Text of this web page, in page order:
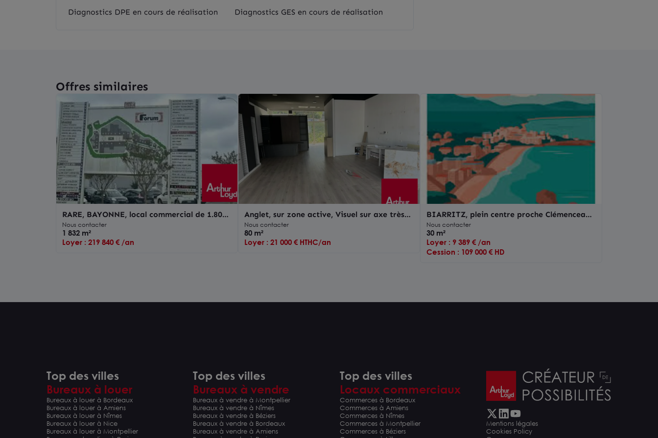
Diagnostics DPE en cours de réalisation Diagnostics GES en cours de réalisation
Offres similaires
RARE, BAYONNE, local commercial de 1.800
m2 à la location
Nous contacter
1 832 m²
Loyer : 219 840 € /an
Anglet, sur zone active, Visuel sur axe très
passant
Nous contacter
80 m²
Loyer : 21 000 € HTHC/an
BIARRITZ, plein centre proche Clémenceau,
local de 30 m²
Nous contacter
30 m²
Loyer : 9 389 € /an
Cession : 109 000 € HD
Top des villes
Bureaux à louer
Bureaux à louer à Bordeaux
Bureaux à louer à Amiens
Bureaux à louer à Nîmes
Bureaux à louer à Nice
Bureaux à louer à Montpellier
Top des villes
Bureaux à vendre
Bureaux à vendre à Montpellier
Bureaux à vendre à Nîmes
Bureaux à vendre à Béziers
Bureaux à vendre à Bordeaux
Bureaux à vendre à Amiens
Top des villes
Locaux commerciaux
Commerces à Bordeaux
Commerces à Amiens
Commerces à Nîmes
Commerces à Montpellier
Commerces à Béziers
Mentions légales
Cookies Policy